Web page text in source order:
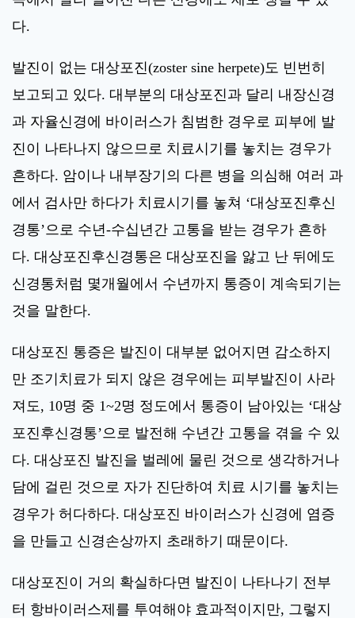
다.
발진이 없는 대상포진(zoster sine herpete)도 빈번히
보고되고 있다. 대부분의 대상포진과 달리 내장신경
과 자율신경에 바이러스가 침범한 경우로 피부에 발
진이 나타나지 않으므로 치료시기를 놓치는 경우가
흔하다. 암이나 내부장기의 다른 병을 의심해 여러 과
에서 검사만 하다가 치료시기를 놓쳐 ‘대상포진후신
경통’으로 수년-수십년간 고통을 받는 경우가 흔하
다. 대상포진후신경통은 대상포진을 앓고 난 뒤에도
신경통처럼 몇개월에서 수년까지 통증이 계속되기는
것을 말한다.
대상포진 통증은 발진이 대부분 없어지면 감소하지
만 조기치료가 되지 않은 경우에는 피부발진이 사라
져도, 10명 중 1~2명 정도에서 통증이 남아있는 ‘대상
포진후신경통’으로 발전해 수년간 고통을 겪을 수 있
다. 대상포진 발진을 벌레에 물린 것으로 생각하거나
담에 걸린 것으로 자가 진단하여 치료 시기를 놓치는
경우가 허다하다. 대상포진 바이러스가 신경에 염증
을 만들고 신경손상까지 초래하기 때문이다.
대상포진이 거의 확실하다면 발진이 나타나기 전부
터 항바이러스제를 투여해야 효과적이지만, 그렇지